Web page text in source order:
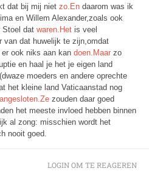
dat bij mij niet zo.En daarom was ik
en Willem Alexander,zoals ook
Stoel dat waren.Het is veel
van dat huwelijk te zijn,omdat
ook niks aan kan doen.Maar zo
en haal je het je eigen land
moeders en andere oprechte
het kleine land Vaticaanstad nog
zouden daar goed
het meeste invloed hebben binnen
al zong: misschien wordt het
nooit goed.
LOGIN OM TE REAGEREN